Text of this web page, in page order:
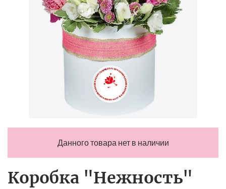
Данного товара нет в наличии
Коробка "Нежность"